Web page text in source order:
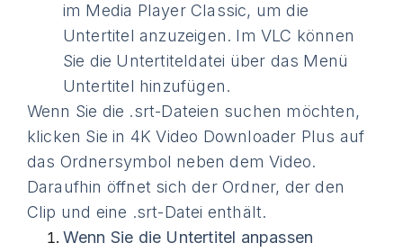
im Media Player Classic, um die
Untertitel anzuzeigen. Im VLC können
Sie die Untertiteldatei über das Menü
Untertitel hinzufügen.
Wenn Sie die .srt-Dateien suchen möchten,
klicken Sie in 4K Video Downloader Plus auf
das Ordnersymbol neben dem Video.
Daraufhin öffnet sich der Ordner, der den
Clip und eine .srt-Datei enthält.
Wenn Sie die Untertitel anpassen